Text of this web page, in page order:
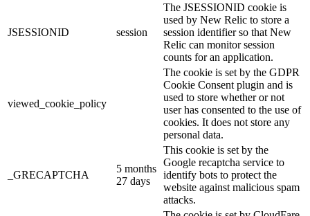
JSESSIONID session
The JSESSIONID cookie is
used by New Relic to store a
session identifier so that New
Relic can monitor session
counts for an application.
viewed_cookie_policy
The cookie is set by the GDPR
Cookie Consent plugin and is
used to store whether or not
user has consented to the use of
cookies. It does not store any
personal data.
_GRECAPTCHA
5 months
27 days
This cookie is set by the
Google recaptcha service to
identify bots to protect the
website against malicious spam
attacks.